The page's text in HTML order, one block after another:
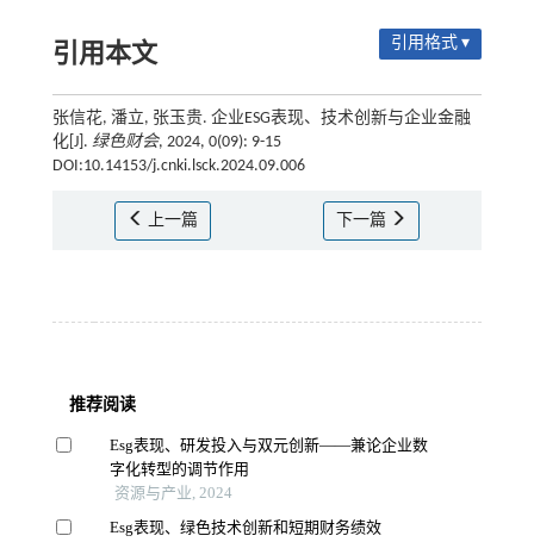
引用本文 引用格式 ▾
张信花, 潘立, 张玉贵. 企业ESG表现、技术创新与企业金融
化[J]. 绿色财会, 2024, 0(09): 9-15
DOI:10.14153/j.cnki.lsck.2024.09.006
上一篇 下一篇